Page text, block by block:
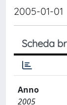
2005-01-01
Scheda
Anno
2005